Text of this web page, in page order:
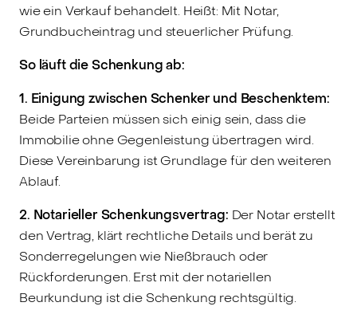
wie ein Verkauf behandelt. Heißt: Mit Notar,
Grundbucheintrag und steuerlicher Prüfung.
So läuft die Schenkung ab:
1. Einigung zwischen Schenker und Beschenktem:
Beide Parteien müssen sich einig sein, dass die
Immobilie ohne Gegenleistung übertragen wird.
Diese Vereinbarung ist Grundlage für den weiteren
Ablauf.
2. Notarieller Schenkungsvertrag: Der Notar erstellt
den Vertrag, klärt rechtliche Details und berät zu
Sonderregelungen wie Nießbrauch oder
Rückforderungen. Erst mit der notariellen
Beurkundung ist die Schenkung rechtsgültig.